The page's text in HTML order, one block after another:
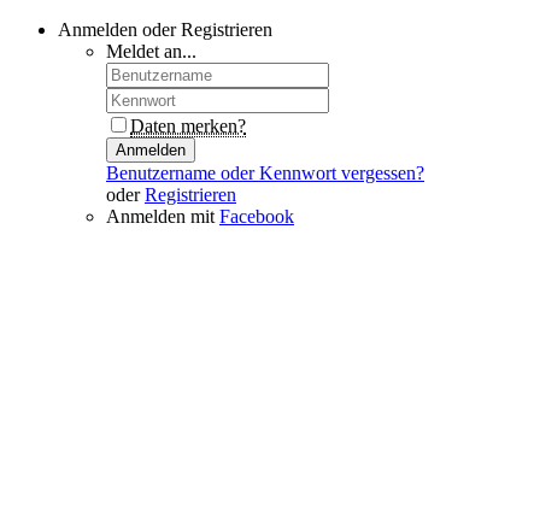
Anmelden oder Registrieren
Meldet an...
Daten merken?
Anmelden
Benutzername oder Kennwort vergessen?
oderRegistrieren
Anmelden mit Facebook